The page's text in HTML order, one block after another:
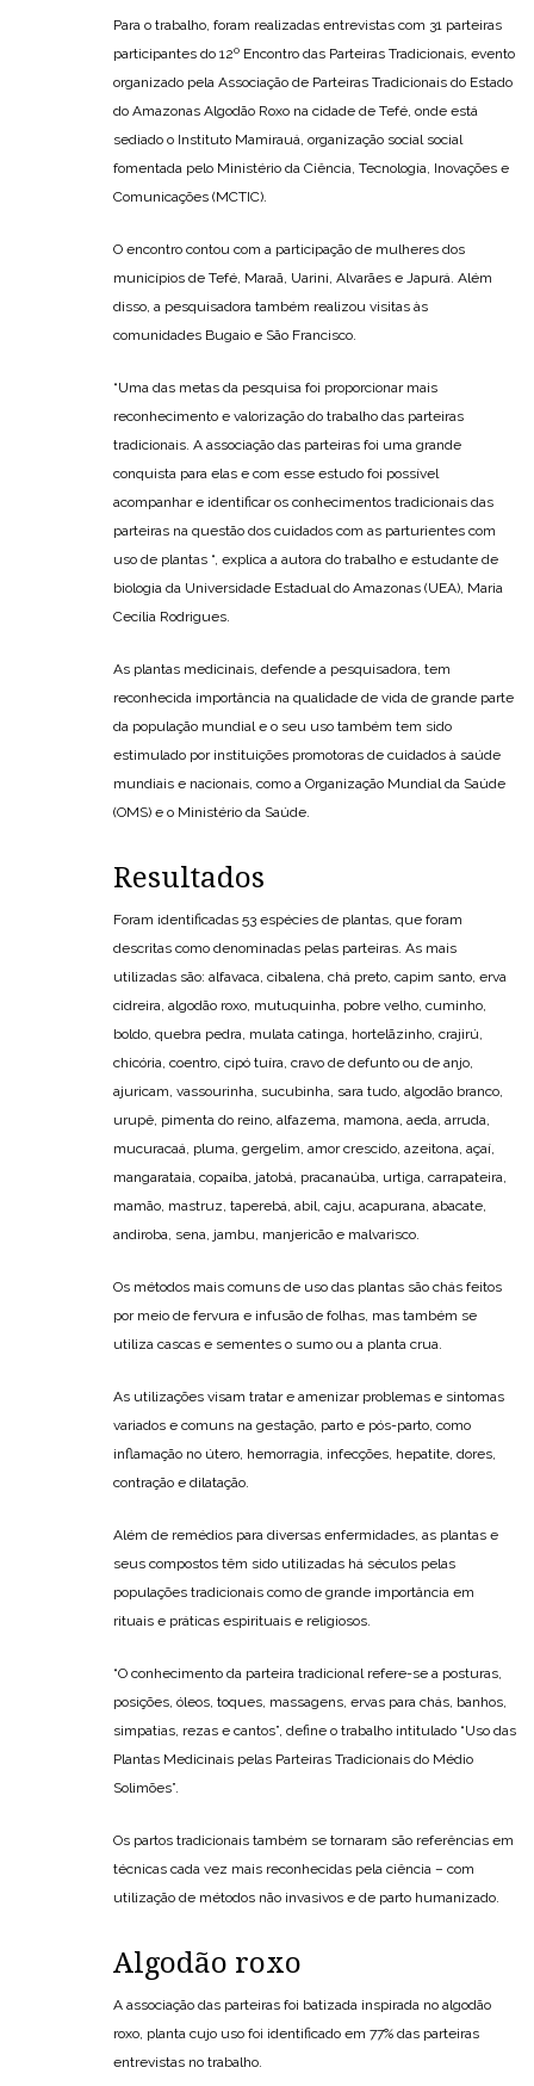
Para o trabalho, foram realizadas entrevistas com 31 parteiras
participantes do 12º Encontro das Parteiras Tradicionais, evento
organizado pela Associação de Parteiras Tradicionais do Estado
do Amazonas Algodão Roxo na cidade de Tefé, onde está
sediado o Instituto Mamirauá, organização social social
fomentada pelo Ministério da Ciência, Tecnologia, Inovações e
Comunicações (MCTIC).
O encontro contou com a participação de mulheres dos
municípios de Tefé, Maraã, Uarini, Alvarães e Japurá. Além
disso, a pesquisadora também realizou visitas às
comunidades Bugaio e São Francisco.
“Uma das metas da pesquisa foi proporcionar mais
reconhecimento e valorização do trabalho das parteiras
tradicionais. A associação das parteiras foi uma grande
conquista para elas e com esse estudo foi possível
acompanhar e identificar os conhecimentos tradicionais das
parteiras na questão dos cuidados com as parturientes com
uso de plantas “, explica a autora do trabalho e estudante de
biologia da Universidade Estadual do Amazonas (UEA), Maria
Cecília Rodrigues.
As plantas medicinais, defende a pesquisadora, tem
reconhecida importância na qualidade de vida de grande parte
da população mundial e o seu uso também tem sido
estimulado por instituições promotoras de cuidados à saúde
mundiais e nacionais, como a Organização Mundial da Saúde
(OMS) e o Ministério da Saúde.
Resultados
Foram identificadas 53 espécies de plantas, que foram
descritas como denominadas pelas parteiras. As mais
utilizadas são: alfavaca, cibalena, chá preto, capim santo, erva
cidreira, algodão roxo, mutuquinha, pobre velho, cuminho,
boldo, quebra pedra, mulata catinga, hortelãzinho, crajirú,
chicória, coentro, cipó tuíra, cravo de defunto ou de anjo,
ajuricam, vassourinha, sucubinha, sara tudo, algodão branco,
urupê, pimenta do reino, alfazema, mamona, aeda, arruda,
mucuracaá, pluma, gergelim, amor crescido, azeitona, açaí,
mangarataia, copaíba, jatobá, pracanaúba, urtiga, carrapateira,
mamão, mastruz, taperebá, abil, caju, acapurana, abacate,
andiroba, sena, jambu, manjericão e malvarisco.
Os métodos mais comuns de uso das plantas são chás feitos
por meio de fervura e infusão de folhas, mas também se
utiliza cascas e sementes o sumo ou a planta crua.
As utilizações visam tratar e amenizar problemas e sintomas
variados e comuns na gestação, parto e pós-parto, como
inflamação no útero, hemorragia, infecções, hepatite, dores,
contração e dilatação.
Além de remédios para diversas enfermidades, as plantas e
seus compostos têm sido utilizadas há séculos pelas
populações tradicionais como de grande importância em
rituais e práticas espirituais e religiosos.
“O conhecimento da parteira tradicional refere-se a posturas,
posições, óleos, toques, massagens, ervas para chás, banhos,
simpatias, rezas e cantos”, define o trabalho intitulado “Uso das
Plantas Medicinais pelas Parteiras Tradicionais do Médio
Solimões”.
Os partos tradicionais também se tornaram são referências em
técnicas cada vez mais reconhecidas pela ciência – com
utilização de métodos não invasivos e de parto humanizado.
Algodão roxo
A associação das parteiras foi batizada inspirada no algodão
roxo, planta cujo uso foi identificado em 77% das parteiras
entrevistas no trabalho.